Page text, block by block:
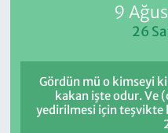
9
26
Gördün mü o kimseyi
kakan işte odur. Ve
yedirilmesi için teşvikte